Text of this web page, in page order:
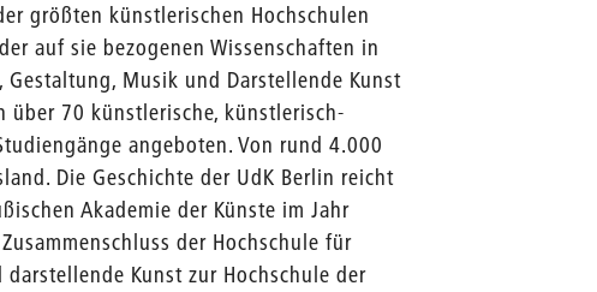
größten künstlerischen Hochschulen
auf sie bezogenen Wissenschaften in
Musik und Darstellende Kunst
70 künstlerische, künstlerisch-
angeboten. Von rund 4.000
Die Geschichte der UdK Berlin reicht
Akademie der Künste im Jahr
der Hochschule für
Kunst zur Hochschule der